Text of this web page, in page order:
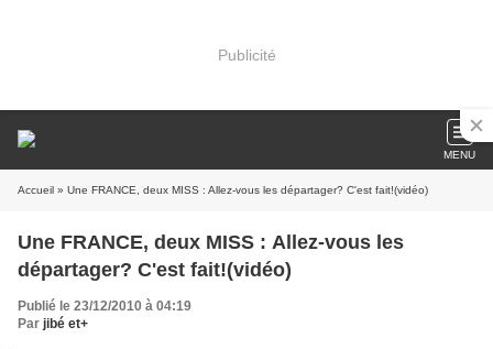
Publicité
MENU
Accueil » Une FRANCE, deux MISS : Allez-vous les départager? C'est fait!(vidéo)
Une FRANCE, deux MISS : Allez-vous les
départager? C'est fait!(vidéo)
Publié le 23/12/2010 à 04:19
Par jibé et+